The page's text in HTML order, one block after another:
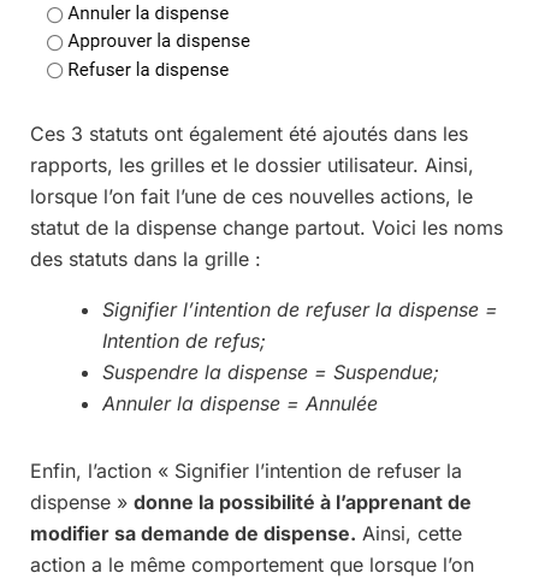
Ces 3 statuts ont également été ajoutés dans les
rapports, les grilles et le dossier utilisateur. Ainsi,
lorsque l’on fait l’une de ces nouvelles actions, le
statut de la dispense change partout. Voici les noms
des statuts dans la grille :
Signifier l’intention de refuser la dispense =
Intention de refus;
Suspendre la dispense = Suspendue;
Annuler la dispense = Annulée
Enfin, l’action « Signifier l’intention de refuser la
dispense » donne la possibilité à l’apprenant de
modifier sa demande de dispense. Ainsi, cette
action a le même comportement que lorsque l’on